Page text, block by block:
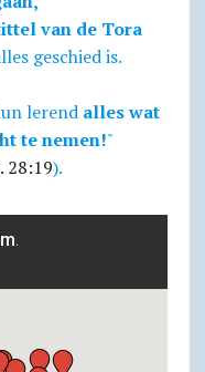
van de Tora
geschied is.
lerend alles wat
te nemen!"
28:19).